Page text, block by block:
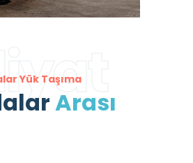
Yük Taşıma
Arası